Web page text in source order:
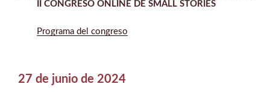
II CONGRESO ONLINE DE SMALL STORIES
Programa del congreso
27 de junio de 2024